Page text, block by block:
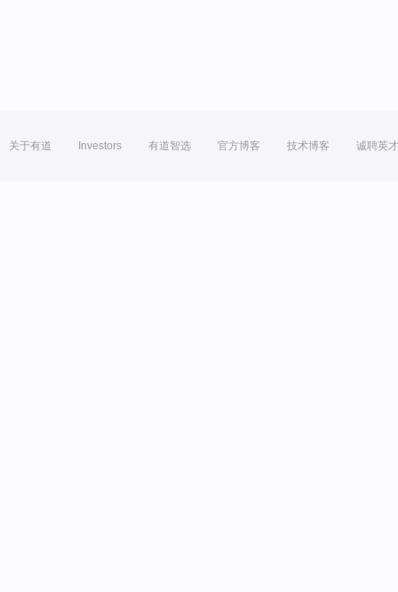
关于有道 Investors 有道智选 官方博客 技术博客 诚聘英才